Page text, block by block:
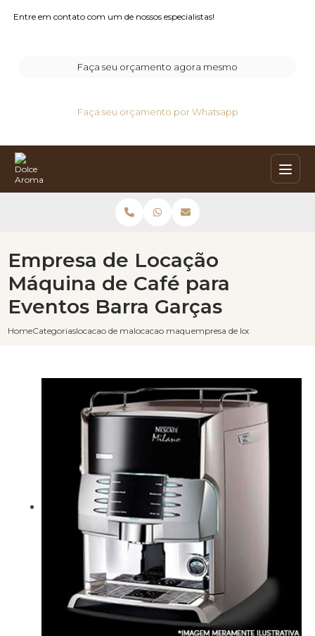
Entre em contato com um de nossos especialistas!
Faça seu orçamento agora mesmo
Faça seu orçamento por Whatsapp
HomeCategoriaslocacao de maquinas de cafe
locacao maquina de cafeempresa de locacao maquina
Empresa de Locação
Máquina de Café para
Eventos Barra Garças